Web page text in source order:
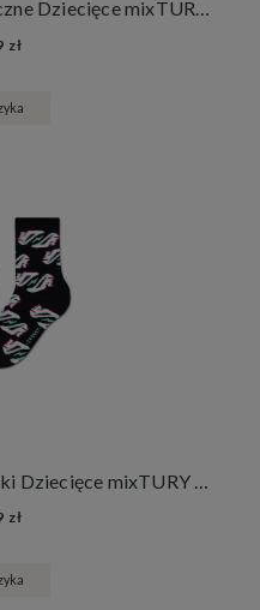
Kolorowe Skarpetki Świąteczne Dziecięce mixTURY Na Choinkę Dla Dzieci Długie Prezent Pod Choinkę
zł
zł